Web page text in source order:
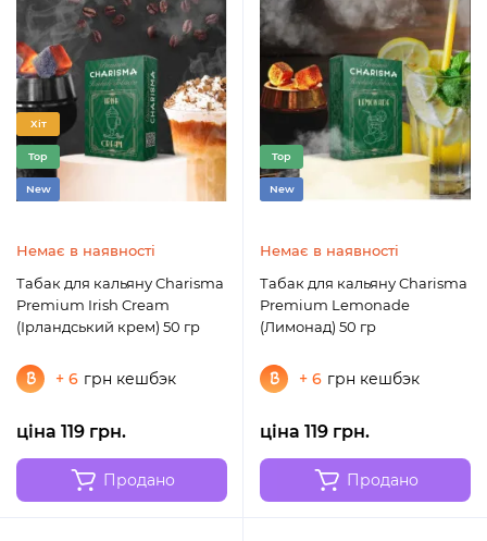
Хіт
Top
New
Немає в наявності
Табак для кальяну Charisma
Premium Irish Cream
(Ірландський крем) 50 гр
+ 6 грн кешбэк
ціна 119 грн.
Продано
Top
New
Немає в наявності
Табак для кальяну Charisma
Premium Lemonade
(Лимонад) 50 гр
+ 6 грн кешбэк
ціна 119 грн.
Продано